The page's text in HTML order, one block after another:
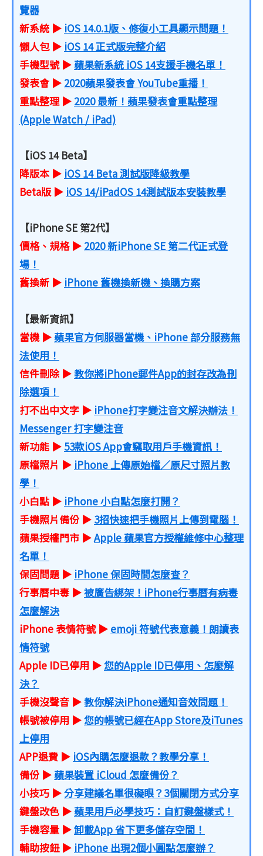
覽器
新系統 ▶ iOS 14.0.1版、修復小工具顯示問題！
懶人包 ▶ iOS 14 正式版完整介紹
手機型號 ▶蘋果新系統 iOS 14支援手機名單！
發表會 ▶ 2020蘋果發表會 YouTube重播！
重點整理 ▶ 2020 最新！蘋果發表會重點整理
(Apple Watch / iPad)
【iOS 14 Beta】
降版本 ▶ iOS 14 Beta 測試版降級教學
Beta版 ▶ iOS 14/iPadOS 14測試版本安裝教學
【iPhone SE 第2代】
價格、規格 ▶ 2020 新iPhone SE 第二代正式登
場！
舊換新 ▶ iPhone 舊機換新機、換購方案
【最新資訊】
當機 ▶蘋果官方伺服器當機、iPhone 部分服務無
法使用！
信件刪除 ▶教你將iPhone郵件App的封存改為刪
除選項！
打不出中文字 ▶ iPhone打字變注音文解決辦法！
Messenger 打字變注音
新功能 ▶ 53款iOS App會竊取用戶手機資訊！
原檔照片 ▶ iPhone 上傳原始檔／原尺寸照片教
學！
小白點 ▶ iPhone 小白點怎麼打開？
手機照片備份 ▶ 3招快速把手機照片上傳到電腦！
蘋果授權門市 ▶Apple 蘋果官方授權維修中心整理
名單！
保固問題 ▶ iPhone 保固時間怎麼查？
行事曆中毒 ▶被廣告綁架！iPhone行事曆有病毒
怎麼解決
iPhone 表情符號 ▶ emoji 符號代表意義！朗讀表
情符號
Apple ID已停用 ▶您的Apple ID已停用、怎麼解
決？
手機沒聲音 ▶教你解決iPhone通知音效問題！
帳號被停用 ▶您的帳號已經在App Store及iTunes
上停用
APP退費 ▶ iOS內購怎麼退款？教學分享！
備份 ▶蘋果裝置 iCloud 怎麼備份？
小技巧 ▶分享建議名單很礙眼？3個關閉方式分享
鍵盤改色 ▶蘋果用戶必學技巧：自訂鍵盤樣式！
手機容量 ▶卸載App 省下更多儲存空間！
輔助按鈕 ▶ iPhone 出現2個小圓點怎麼辦？